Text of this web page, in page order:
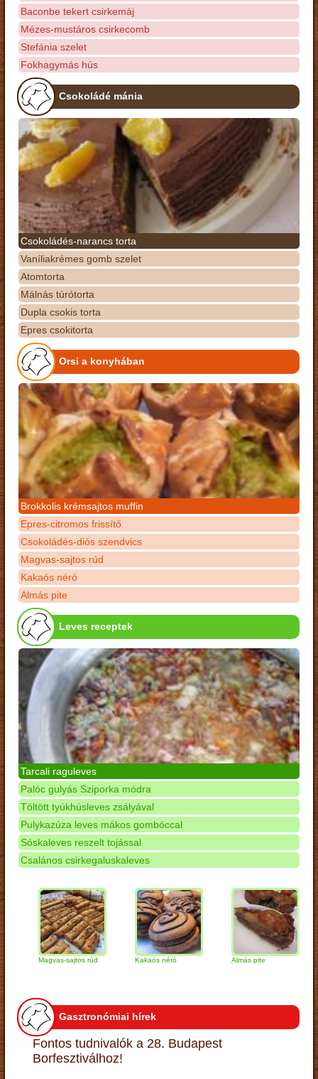
Baconbe tekert csirkemáj
Mézes-mustáros csirkecomb
Stefánia szelet
Fokhagymás hús
Csokoládé mánia
Csokoládés-narancs torta
Vaníliakrémes gomb szelet
Atomtorta
Málnás túrótorta
Dupla csokis torta
Epres csokitorta
Orsi a konyhában
Brokkolis krémsajtos muffin
Epres-citromos frissítő
Csokoládés-diós szendvics
Magvas-sajtos rúd
Kakaós néró
Almás pite
Leves receptek
Tarcali raguleves
Palóc gulyás Sziporka módra
Töltött tyúkhúsleves zsályával
Pulykazúza leves mákos gombóccal
Sóskaleves reszelt tojással
Csalános csirkegaluskaleves
Magvas-sajtos rúd Kakaós néró Almás pite
Gasztronómiai hírek
Fontos tudnivalók a 28. Budapest
Borfesztiválhoz!